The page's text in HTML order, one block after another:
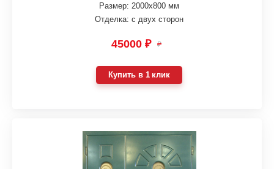
Размер: 2000х800 мм
Отделка: с двух сторон
45000 ₽ ₽
Купить в 1 клик